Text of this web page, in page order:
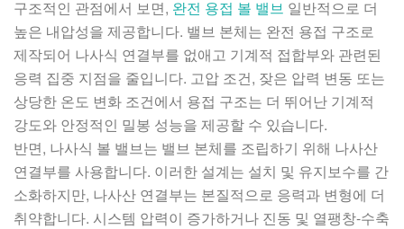
구조적인 관점에서 보면, 완전 용접 볼 밸브 일반적으로 더
높은 내압성을 제공합니다. 밸브 본체는 완전 용접 구조로
제작되어 나사식 연결부를 없애고 기계적 접합부와 관련된
응력 집중 지점을 줄입니다. 고압 조건, 잦은 압력 변동 또는
상당한 온도 변화 조건에서 용접 구조는 더 뛰어난 기계적
강도와 안정적인 밀봉 성능을 제공할 수 있습니다.
반면, 나사식 볼 밸브는 밸브 본체를 조립하기 위해 나사산
연결부를 사용합니다. 이러한 설계는 설치 및 유지보수를 간
소화하지만, 나사산 연결부는 본질적으로 응력과 변형에 더
취약합니다. 시스템 압력이 증가하거나 진동 및 열팽창-수축